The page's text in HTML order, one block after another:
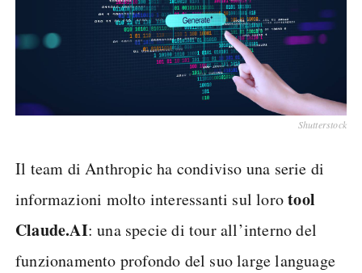
Shutterstock
Il team di Anthropic ha condiviso una serie di
informazioni molto interessanti sul lorotool
Claude.AI: una specie di tour all’interno del
funzionamento profondo del suo large language